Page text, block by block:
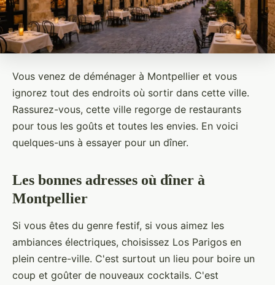
Vous venez de déménager à Montpellier et vous
ignorez tout des endroits où sortir dans cette ville.
Rassurez-vous, cette ville regorge de restaurants
pour tous les goûts et toutes les envies. En voici
quelques-uns à essayer pour un dîner.
Les bonnes adresses où dîner à
Montpellier
Si vous êtes du genre festif, si vous aimez les
ambiances électriques, choisissez Los Parigos en
plein centre-ville. C'est surtout un lieu pour boire un
coup et goûter de nouveaux cocktails. C'est